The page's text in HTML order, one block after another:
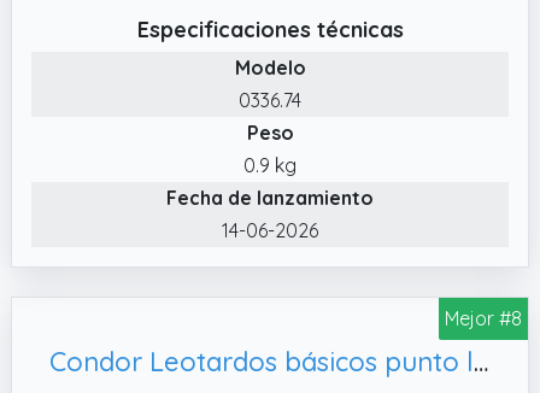
Especificaciones técnicas
Modelo
0336.74
Peso
0.9 kg
Fecha de lanzamiento
14-06-2026
Mejor #8
Condor Leotardos básicos punto liso (14)